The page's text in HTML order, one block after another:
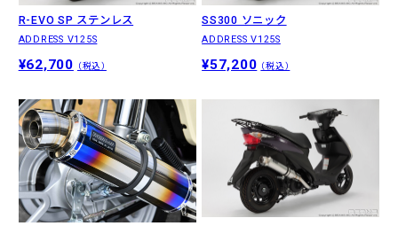
R-EVO SP ステンレス
ADDRESS V125S
¥62,700 （税込）
SS300 ソニック
ADDRESS V125S
¥57,200 （税込）